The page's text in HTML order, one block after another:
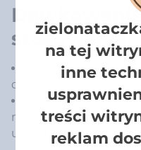
stosowania:
Trawnik: 12 g/m² –
co 45 – 60 dni.
Nie należy
nawozu, ponieważ
uszkodzenie lub
na tej
inne
treści
reklam